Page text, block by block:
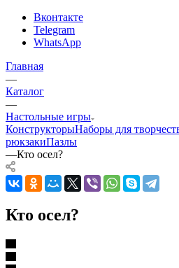
Вконтакте
Telegram
WhatsApp
Главная
—
Каталог
—
Настольные игры
КонструкторыНаборы для
рюкзакиПазлы
—Кто осел?
Кто осел?